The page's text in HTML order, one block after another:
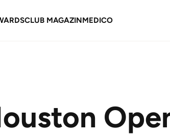
CLUB MAGAZINMEDICO